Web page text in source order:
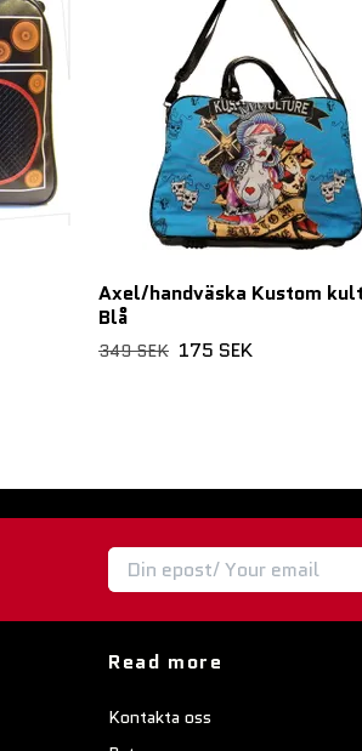
Axel/handväska Kustom
Blå
349 SEK 175 SEK
Read more
Kontakta oss